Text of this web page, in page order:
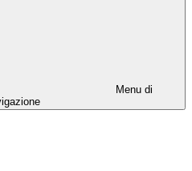
Menu di